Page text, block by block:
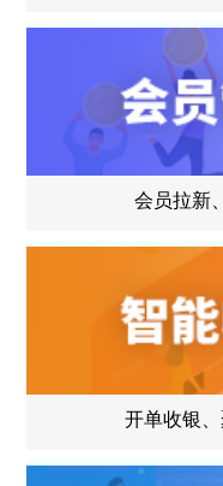
会员拉新
开单收银